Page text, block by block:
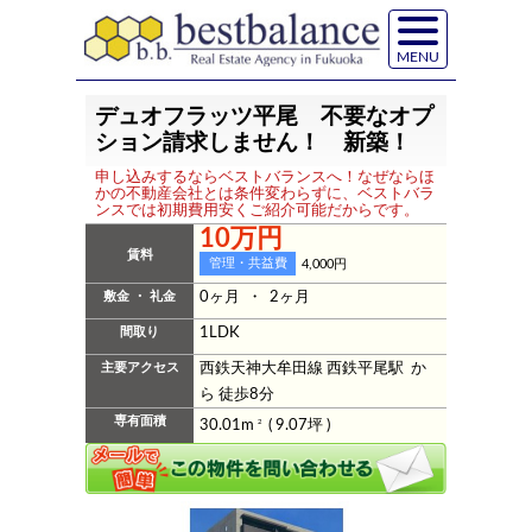
MENU
デュオフラッツ平尾 不要なオプ
ション請求しません！ 新築！
申し込みするならベストバランスへ！なぜならほ
かの不動産会社とは条件変わらずに、ベストバラ
ンスでは初期費用安くご紹介可能だからです。
賃料
10万円
管理・共益費 4,000円
敷金 ・ 礼金 0ヶ月 ・ 2ヶ月
間取り 1LDK
主要アクセス
西鉄天神大牟田線 西鉄平尾駅 か
ら 徒歩8分
専有面積 30.01m2 ( 9.07坪 )